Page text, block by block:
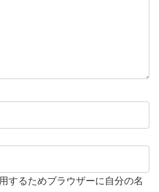
するためブラウザーに自分の名